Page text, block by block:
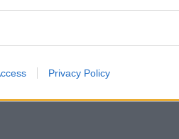
Privacy Policy